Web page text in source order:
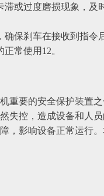
滞或过度磨损现象，及
确保刹车在接收到指令
常使用‌12。
重要的安全保护装置
失控，造成设备和人
，影响设备正常运行